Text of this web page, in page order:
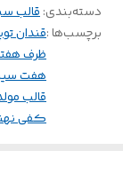
دسته‌بندی:قالب
برچسب‌ها :قندان
ظرف
هفت
قالب
کفی